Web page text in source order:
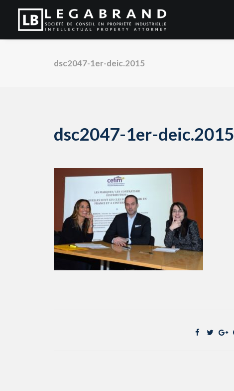
dsc2047-1er-deic.2015
dsc2047-1er-deic.2015